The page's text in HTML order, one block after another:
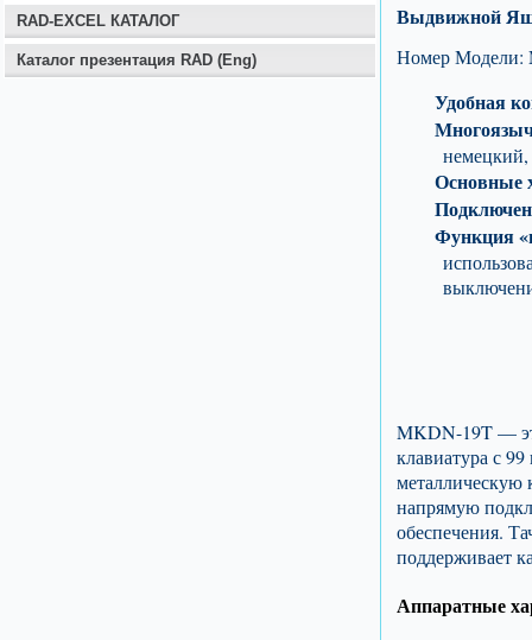
RAD-EXCEL КАТАЛОГ
Каталог презентация RAD (Eng)
Выдвижной
Номер Модели:
Удобная
немецкий,
Основные
Функция
MKDN-19T —
клавиатура с
напрямую
обеспечения.
поддерживает
Аппаратные